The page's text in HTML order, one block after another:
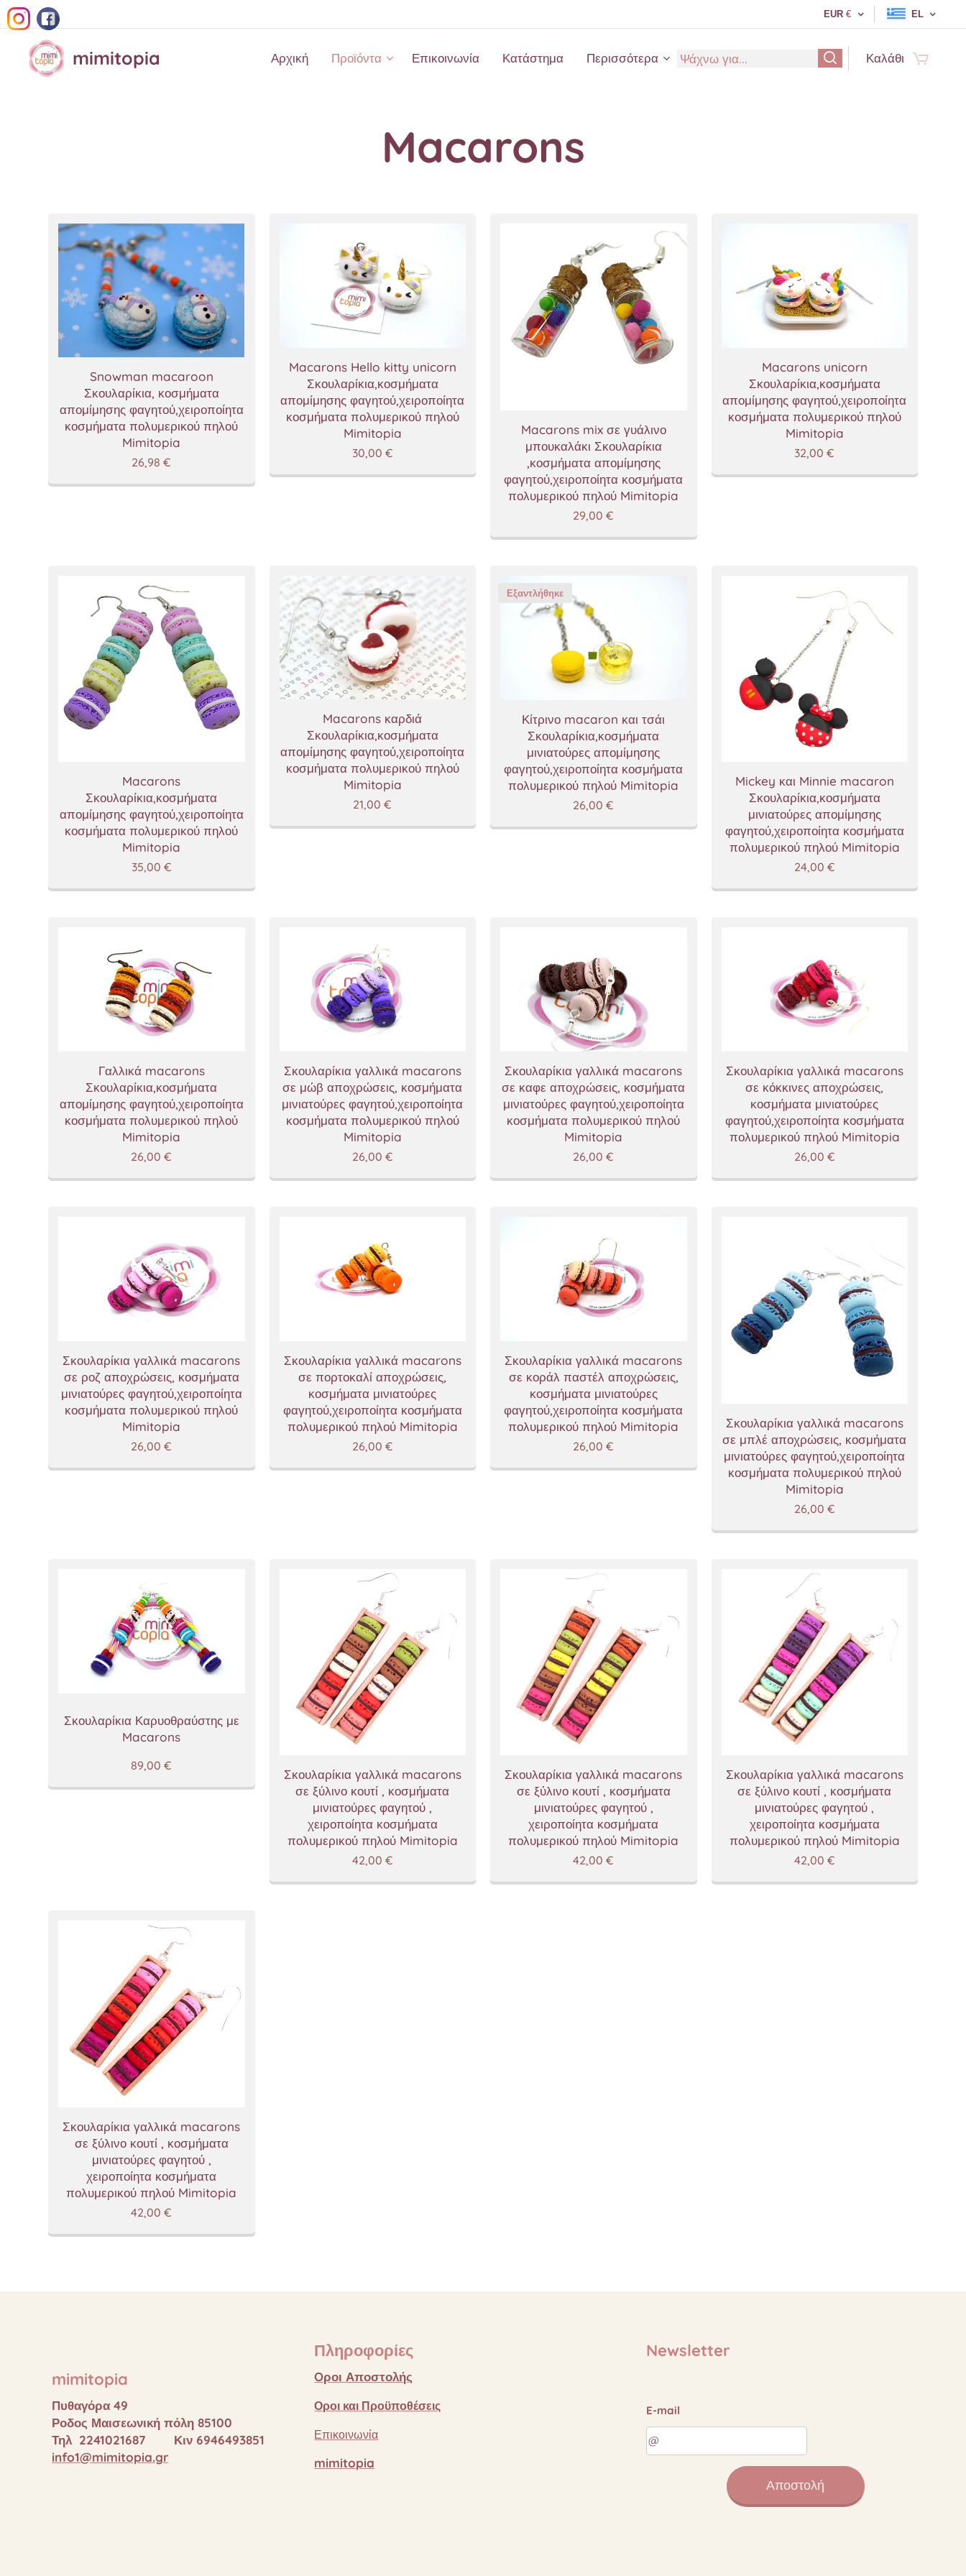
EUR € EL
mimitopia Αρχική Προϊόντα Επικοινωνία Κατάστημα Περισσότερα Καλάθι
Macarons
Snowman macaroon
Σκουλαρίκια, κοσμήματα
απομίμησης φαγητού,χειροποίητα
κοσμήματα πολυμερικού πηλού
Mimitopia
26,98 €
Macarons Hello kitty unicorn
Σκουλαρίκια,κοσμήματα
απομίμησης φαγητού,χειροποίητα
κοσμήματα πολυμερικού πηλού
Mimitopia
30,00 €
Macarons mix σε γυάλινο
μπουκαλάκι Σκουλαρίκια
,κοσμήματα απομίμησης
φαγητού,χειροποίητα κοσμήματα
πολυμερικού πηλού Mimitopia
29,00 €
Macarons unicorn
Σκουλαρίκια,κοσμήματα
απομίμησης φαγητού,χειροποίητα
κοσμήματα πολυμερικού πηλού
Mimitopia
32,00 €
Macarons
Σκουλαρίκια,κοσμήματα
απομίμησης φαγητού,χειροποίητα
κοσμήματα πολυμερικού πηλού
Mimitopia
35,00 €
Macarons καρδιά
Σκουλαρίκια,κοσμήματα
απομίμησης φαγητού,χειροποίητα
κοσμήματα πολυμερικού πηλού
Mimitopia
21,00 €
Κίτρινο macaron και τσάι
Σκουλαρίκια,κοσμήματα
μινιατούρες απομίμησης
φαγητού,χειροποίητα κοσμήματα
πολυμερικού πηλού Mimitopia
Εξαντλήθηκε
26,00 €
Mickey και Minnie macaron
Σκουλαρίκια,κοσμήματα
μινιατούρες απομίμησης
φαγητού,χειροποίητα κοσμήματα
πολυμερικού πηλού Mimitopia
24,00 €
Γαλλικά macarons
Σκουλαρίκια,κοσμήματα
απομίμησης φαγητού,χειροποίητα
κοσμήματα πολυμερικού πηλού
Mimitopia
26,00 €
Σκουλαρίκια γαλλικά macarons
σε μώβ αποχρώσεις, κοσμήματα
μινιατούρες φαγητού,χειροποίητα
κοσμήματα πολυμερικού πηλού
Mimitopia
26,00 €
Σκουλαρίκια γαλλικά macarons
σε καφε αποχρώσεις, κοσμήματα
μινιατούρες φαγητού,χειροποίητα
κοσμήματα πολυμερικού πηλού
Mimitopia
26,00 €
Σκουλαρίκια γαλλικά macarons
σε κόκκινες αποχρώσεις,
κοσμήματα μινιατούρες
φαγητού,χειροποίητα κοσμήματα
πολυμερικού πηλού Mimitopia
26,00 €
Σκουλαρίκια γαλλικά macarons
σε ροζ αποχρώσεις, κοσμήματα
μινιατούρες φαγητού,χειροποίητα
κοσμήματα πολυμερικού πηλού
Mimitopia
26,00 €
Σκουλαρίκια γαλλικά macarons
σε πορτοκαλί αποχρώσεις,
κοσμήματα μινιατούρες
φαγητού,χειροποίητα κοσμήματα
πολυμερικού πηλού Mimitopia
26,00 €
Σκουλαρίκια γαλλικά macarons
σε κοράλ παστέλ αποχρώσεις,
κοσμήματα μινιατούρες
φαγητού,χειροποίητα κοσμήματα
πολυμερικού πηλού Mimitopia
26,00 €
Σκουλαρίκια γαλλικά macarons
σε μπλέ αποχρώσεις, κοσμήματα
μινιατούρες φαγητού,χειροποίητα
κοσμήματα πολυμερικού πηλού
Mimitopia
26,00 €
Σκουλαρίκια Καρυοθραύστης με
Macarons
89,00 €
Σκουλαρίκια γαλλικά macarons
σε ξύλινο κουτί , κοσμήματα
μινιατούρες φαγητού ,
χειροποίητα κοσμήματα
πολυμερικού πηλού Mimitopia
42,00 €
Σκουλαρίκια γαλλικά macarons
σε ξύλινο κουτί , κοσμήματα
μινιατούρες φαγητού ,
χειροποίητα κοσμήματα
πολυμερικού πηλού Mimitopia
42,00 €
Σκουλαρίκια γαλλικά macarons
σε ξύλινο κουτί , κοσμήματα
μινιατούρες φαγητού ,
χειροποίητα κοσμήματα
πολυμερικού πηλού Mimitopia
42,00 €
Σκουλαρίκια γαλλικά macarons
σε ξύλινο κουτί , κοσμήματα
μινιατούρες φαγητού ,
χειροποίητα κοσμήματα
πολυμερικού πηλού Mimitopia
42,00 €
mimitopia
Πυθαγόρα 49
Ροδος Μαισεωνική πόλη 85100
Τηλ 2241021687 Κιν 6946493851
info1@mimitopia.gr
Πληροφορίες
Oροι Αποστολής
Οροι και Προϋποθέσεις
Επικοινωνία
mimitopia
Newsletter
E-mail
Αποστολή